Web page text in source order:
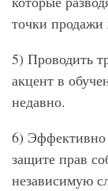
точки
5) Проводить
акцент в
недавно.
6) Эффективно
защите прав
независимую